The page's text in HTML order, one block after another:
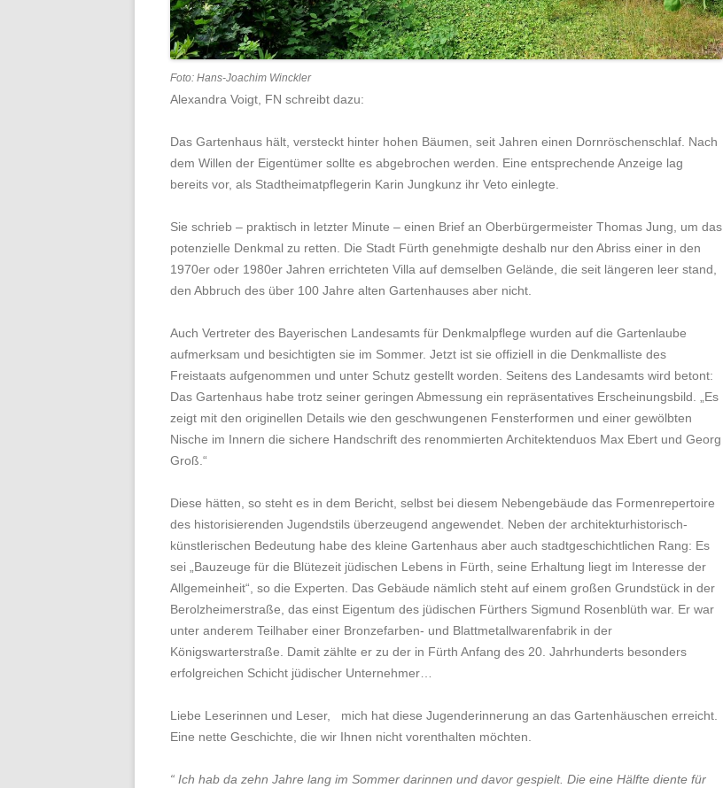
Foto: Hans-Joachim Winckler
Alexandra Voigt, FN schreibt dazu:
Das Gartenhaus hält, versteckt hinter hohen Bäumen, seit Jahren einen Dornröschenschlaf. Nach
dem Willen der Eigentümer sollte es abgebrochen werden. Eine entsprechende Anzeige lag
bereits vor, als Stadtheimatpflegerin Karin Jungkunz ihr Veto einlegte.
Sie schrieb – praktisch in letzter Minute – einen Brief an Oberbürgermeister Thomas Jung, um das
potenzielle Denkmal zu retten. Die Stadt Fürth genehmigte deshalb nur den Abriss einer in den
1970er oder 1980er Jahren errichteten Villa auf demselben Gelände, die seit längeren leer stand,
den Abbruch des über 100 Jahre alten Gartenhauses aber nicht.
Auch Vertreter des Bayerischen Landesamts für Denkmalpflege wurden auf die Gartenlaube
aufmerksam und besichtigten sie im Sommer. Jetzt ist sie offiziell in die Denkmalliste des
Freistaats aufgenommen und unter Schutz gestellt worden. Seitens des Landesamts wird betont:
Das Gartenhaus habe trotz seiner geringen Abmessung ein repräsentatives Erscheinungsbild. „Es
zeigt mit den originellen Details wie den geschwungenen Fensterformen und einer gewölbten
Nische im Innern die sichere Handschrift des renommierten Architektenduos Max Ebert und Georg
Groß.“
Diese hätten, so steht es in dem Bericht, selbst bei diesem Nebengebäude das Formenrepertoire
des historisierenden Jugendstils überzeugend angewendet. Neben der architekturhistorisch-
künstlerischen Bedeutung habe des kleine Gartenhaus aber auch stadtgeschichtlichen Rang: Es
sei „Bauzeuge für die Blütezeit jüdischen Lebens in Fürth, seine Erhaltung liegt im Interesse der
Allgemeinheit“, so die Experten. Das Gebäude nämlich steht auf einem großen Grundstück in der
Berolzheimerstraße, das einst Eigentum des jüdischen Fürthers Sigmund Rosenblüth war. Er war
unter anderem Teilhaber einer Bronzefarben- und Blattmetallwarenfabrik in der
Königswarterstraße. Damit zählte er zu der in Fürth Anfang des 20. Jahrhunderts besonders
erfolgreichen Schicht jüdischer Unternehmer…
Liebe Leserinnen und Leser, mich hat diese Jugenderinnerung an das Gartenhäuschen erreicht.
Eine nette Geschichte, die wir Ihnen nicht vorenthalten möchten.
“ Ich hab da zehn Jahre lang im Sommer darinnen und davor gespielt. Die eine Hälfte diente für